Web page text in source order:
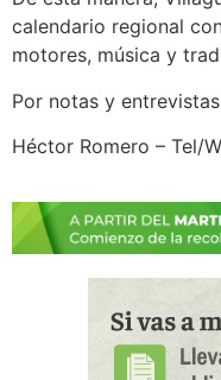
calendario regional
motores, música y
Por notas y
Héctor Romero – Tel/